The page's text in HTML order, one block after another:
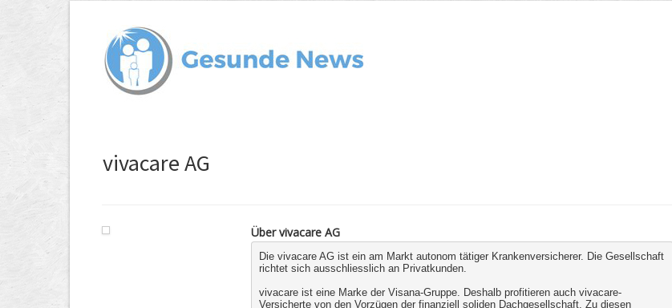
vivacare AG
Über vivacare AG
Die vivacare AG ist ein am Markt autonom tätiger Krankenversicherer. Die Gesellschaft
richtet sich ausschliesslich an Privatkunden.
vivacare ist eine Marke der Visana-Gruppe. Deshalb profitieren auch vivacare-
Versicherte von den Vorzügen der finanziell soliden Dachgesellschaft. Zu diesen